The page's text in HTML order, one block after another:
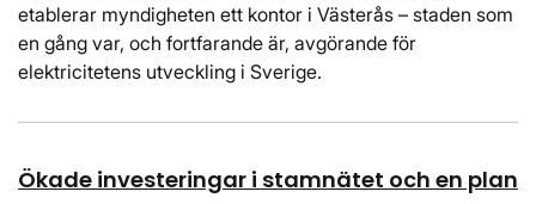
etablerar myndigheten ett kontor i Västerås – staden som
en gång var, och fortfarande är, avgörande för
elektricitetens utveckling i Sverige.
Ökade investeringar i stamnätet och en plan